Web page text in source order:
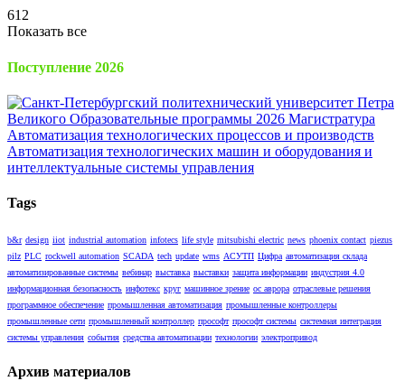
612
Показать все
Поступление 2026
Tags
b&r design iiot industrial automation infotecs life style mitsubishi electric news phoenix contact piezus
pilz PLC rockwell automation SCADA tech update wms АСУТП Цифра автоматизация склада
автоматизированные системы вебинар выставка выставки защита информации индустрия 4.0
информационная безопасность инфотекс круг машинное зрение ос аврора отраслевые решения
программное обеспечение промышленная автоматизация промышленные контроллеры
промышленные сети промышленный контроллер прософт прософт системы системная интеграция
системы управления события средства автоматизации технологии электропривод
Архив материалов